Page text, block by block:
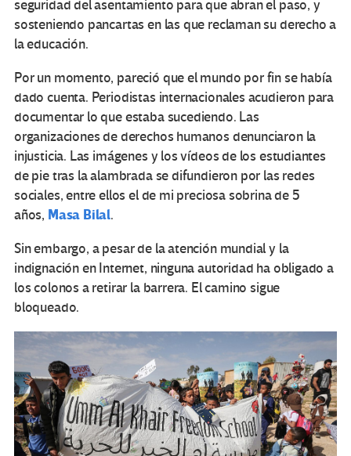
seguridad del asentamiento para que abran el paso, y
sosteniendo pancartas en las que reclaman su derecho a
la educación.
Por un momento, pareció que el mundo por fin se había
dado cuenta. Periodistas internacionales acudieron para
documentar lo que estaba sucediendo. Las
organizaciones de derechos humanos denunciaron la
injusticia. Las imágenes y los vídeos de los estudiantes
de pie tras la alambrada se difundieron por las redes
sociales, entre ellos el de mi preciosa sobrina de 5
años, Masa Bilal.
Sin embargo, a pesar de la atención mundial y la
indignación en Internet, ninguna autoridad ha obligado a
los colonos a retirar la barrera. El camino sigue
bloqueado.